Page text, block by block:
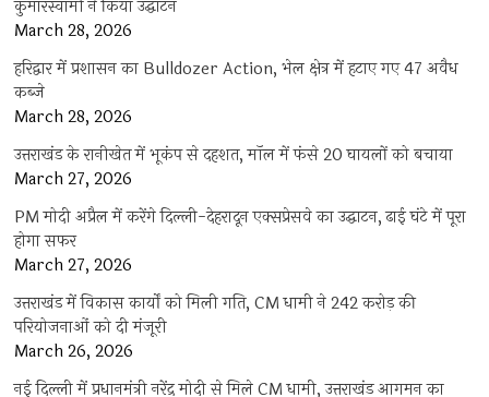
कुमारस्वामी ने किया उद्घाटन
March 28, 2026
हरिद्वार में प्रशासन का Bulldozer Action, भेल क्षेत्र में हटाए गए 47 अवैध
कब्जे
March 28, 2026
उत्तराखंड के रानीखेत में भूकंप से दहशत, मॉल में फंसे 20 घायलों को बचाया
March 27, 2026
PM मोदी अप्रैल में करेंगे दिल्ली-देहरादून एक्सप्रेसवे का उद्घाटन, ढाई घंटे में पूरा
होगा सफर
March 27, 2026
उत्तराखंड में विकास कार्यों को मिली गति, CM धामी ने 242 करोड़ की
परियोजनाओं को दी मंजूरी
March 26, 2026
नई दिल्ली में प्रधानमंत्री नरेंद्र मोदी से मिले CM धामी, उत्तराखंड आगमन का